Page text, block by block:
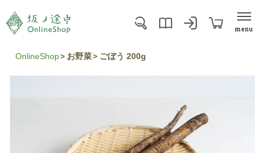
menu
OnlineShop お野菜 ごぼう 200g